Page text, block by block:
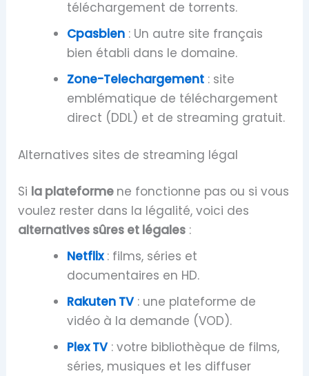
téléchargement de torrents.
Cpasbien : Un autre site français
bien établi dans le domaine.
Zone-Telechargement : site
emblématique de téléchargement
direct (DDL) et de streaming gratuit.
Alternatives sites de streaming légal
Si la plateforme ne fonctionne pas ou si vous
voulez rester dans la légalité, voici des
alternatives sûres et légales :
Netflix : films, séries et
documentaires en HD.
Rakuten TV: une plateforme de
vidéo à la demande (VOD).
Plex TV: votre bibliothèque de films,
séries, musiques et les diffuser